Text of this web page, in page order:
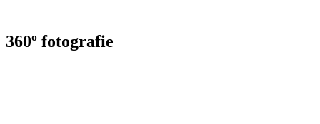
360º fotografie